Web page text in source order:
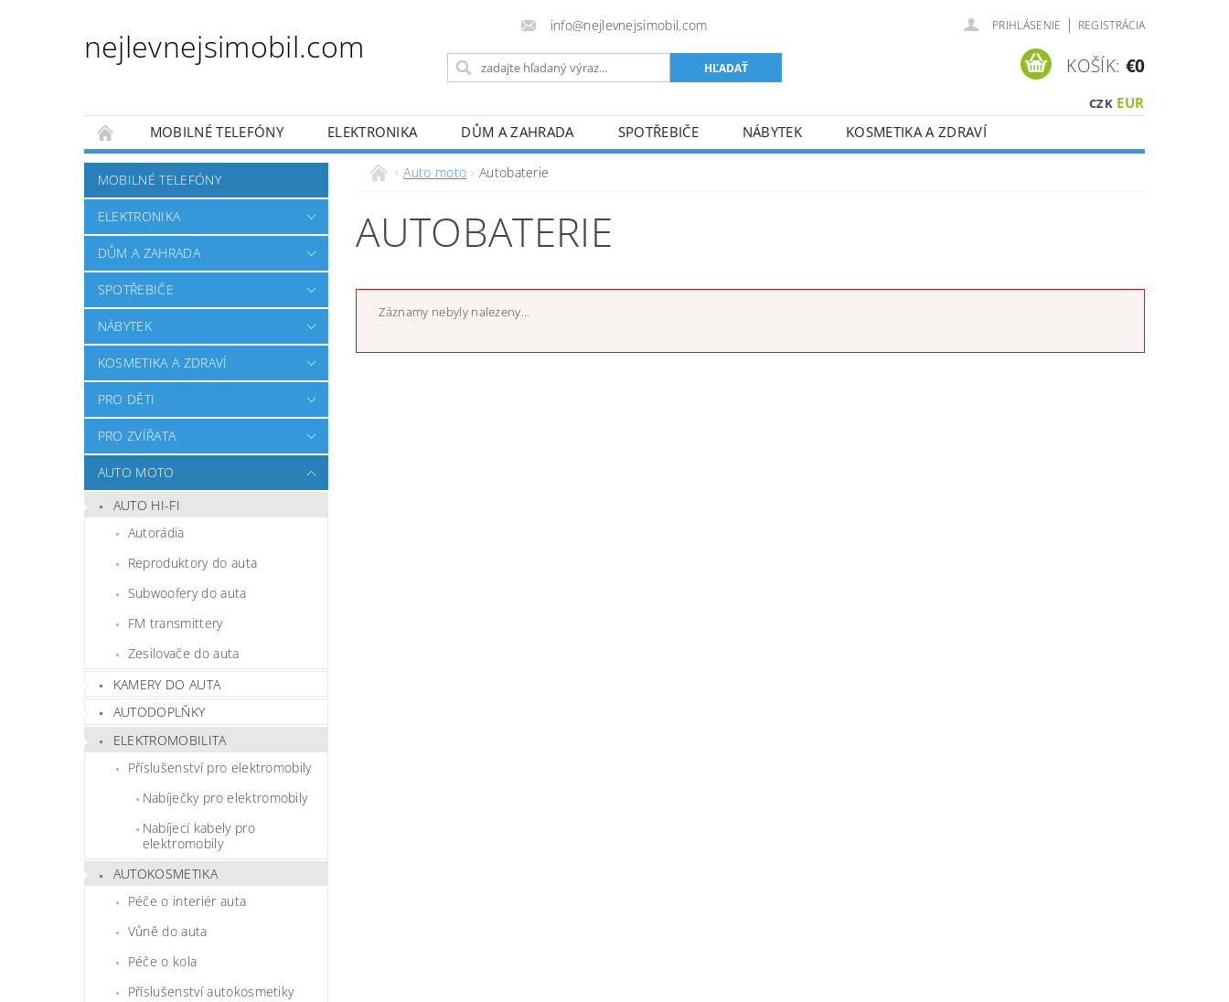
nejlevnejsimobil.com
info@nejlevnejsimobil.com PRIHLÁSENIE | REGISTRÁCIA
CZK EUR
KOŠÍK: €0
MOBILNÉ TELEFÓNY ELEKTRONIKA DŮM A ZAHRADA SPOTŘEBIČE NÁBYTEK
KOSMETIKA A ZDRAVÍ
PRO DĚTI
PRO ZVÍŘATA AUTO MOTO SPORT
OBCHODNÍ PODMÍNKY
NAPÍŠTE NÁM
MOBILNÉ TELEFÓNY
ELEKTRONIKA
DŮM A ZAHRADA
SPOTŘEBIČE
NÁBYTEK
KOSMETIKA A ZDRAVÍ
PRO DĚTI
PRO ZVÍŘATA
AUTO MOTO
AUTO HI-FI
Autorádia
Reproduktory do auta
Subwoofery do auta
FM transmittery
Zesilovače do auta
KAMERY DO AUTA
AUTODOPLŇKY
ELEKTROMOBILITA
Příslušenství pro elektromobily
Nabíječky pro elektromobily
Nabíjecí kabely pro
elektromobily
AUTOKOSMETIKA
Péče o interiér auta
Vůně do auta
Péče o kola
Příslušenství autokosmetiky
Auto moto Autobaterie
AUTOBATERIE
Záznamy nebyly nalezeny...